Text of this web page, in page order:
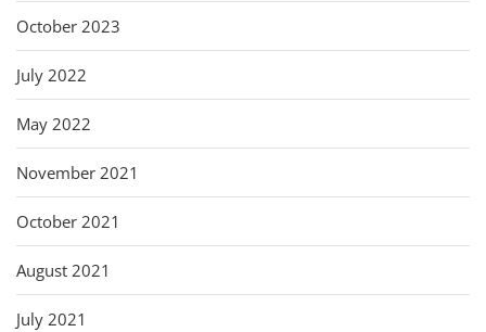
October 2023
July 2022
May 2022
November 2021
October 2021
August 2021
July 2021